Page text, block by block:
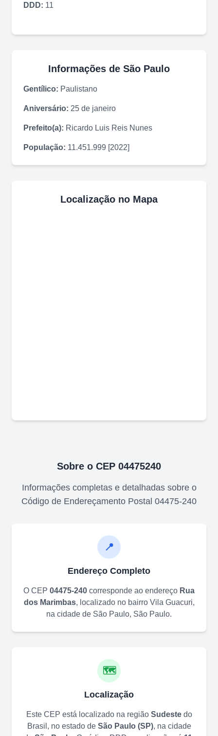
DDD: 11
Informações de São Paulo
Gentílico: Paulistano
Aniversário: 25 de janeiro
Prefeito(a): Ricardo Luis Reis Nunes
População: 11.451.999 [2022]
Localização no Mapa
Sobre o CEP 04475240
Informações completas e detalhadas sobre o
Código de Endereçamento Postal 04475-240
📍
Endereço Completo
O CEP 04475-240 corresponde ao endereço Rua
dos Marimbas, localizado no bairro Vila Guacuri,
na cidade de São Paulo, São Paulo.
🗺️
Localização
Este CEP está localizado na região Sudestedo
Brasil, no estado de São Paulo(SP), na cidade